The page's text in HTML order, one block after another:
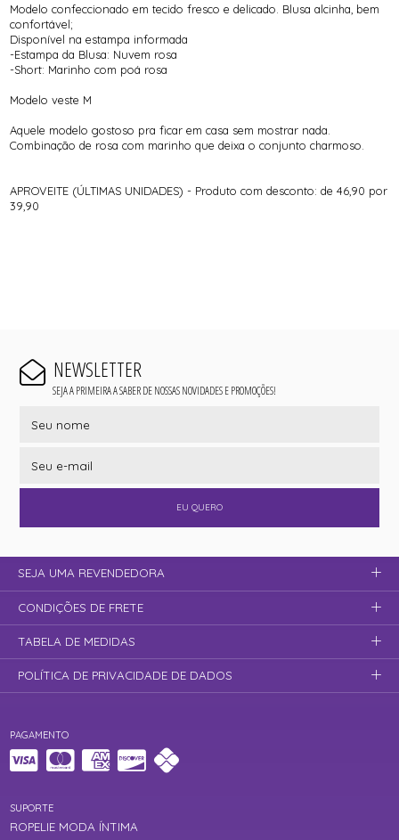
Modelo confeccionado em tecido fresco e delicado. Blusa alcinha, bem
confortável;
Disponível na estampa informada
-Estampa da Blusa: Nuvem rosa
-Short: Marinho com poá rosa
Modelo veste M
Aquele modelo gostoso pra ficar em casa sem mostrar nada.
Combinação de rosa com marinho que deixa o conjunto charmoso.
APROVEITE (ÚLTIMAS UNIDADES) - Produto com desconto: de 46,90 por
39,90
NEWSLETTER
SEJA A PRIMEIRA A SABER DE NOSSAS NOVIDADES E PROMOÇÕES!
EU QUERO
PAGAMENTO
SUPORTE
ROPELIE MODA ÍNTIMA
SEJA UMA REVENDEDORA
CONDIÇÕES DE FRETE
TABELA DE MEDIDAS
POLÍTICA DE PRIVACIDADE DE DADOS